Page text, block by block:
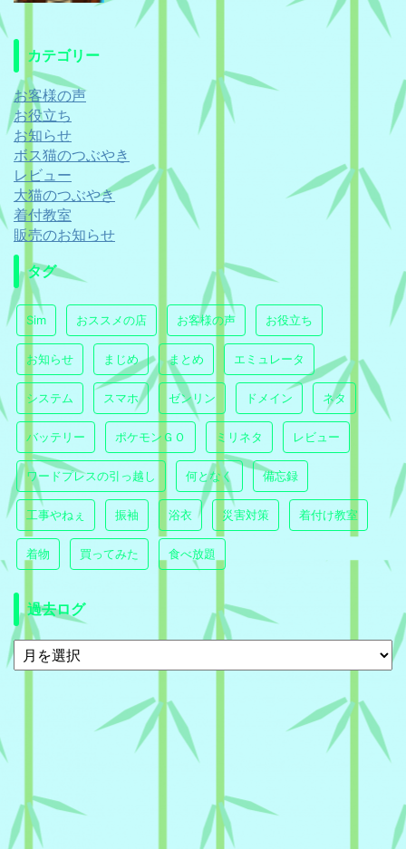
カテゴリー
お客様の声
お役立ち
お知らせ
ボス猫のつぶやき
レビュー
大猫のつぶやき
着付教室
販売のお知らせ
タグ
Sim おススメの店 お客様の声 お役立ち
お知らせ まじめ まとめ エミュレータ
システム スマホ ゼンリン ドメイン ネタ
バッテリー ポケモンＧＯ ミリネタ レビュー
ワードプレスの引っ越し 何となく 備忘録
工事やねぇ 振袖 浴衣 災害対策 着付け教室
着物 買ってみた 食べ放題
過去ログ